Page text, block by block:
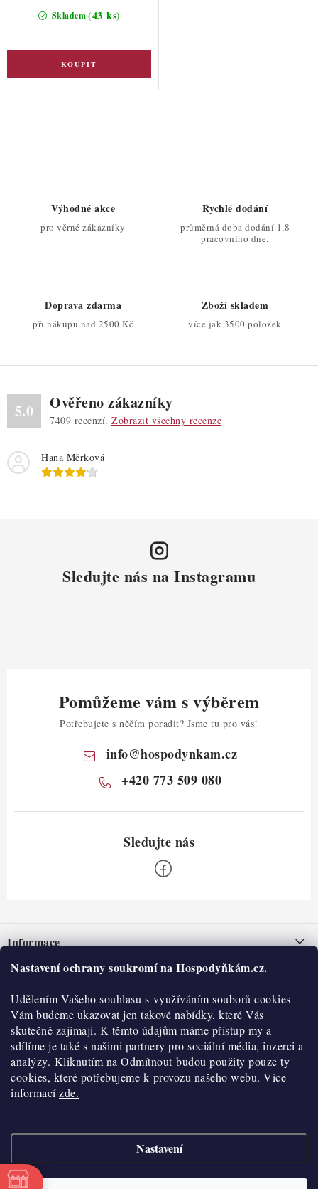
Nastavení ochrany soukromí na Hospodyňkám.cz.
Udělením Vašeho souhlasu s využíváním souborů cookies
Vám budeme ukazovat jen takové nabídky, které Vás
skutečně zajímají. K těmto údajům máme přístup my a
sdílíme je také s našimi partnery pro sociální média, inzerci a
analýzy. Kliknutím na Odmítnout budou použity pouze ty
cookies, které potřebujeme k provozu našeho webu. Více
informacízde.
Nastavení
Skladem(43 ks)
v
ý
i
s
u
Výhodné akce
pro věrné zákazníky
Rychlé dodání
průměrná doba dodání 1,8
pracovního dne.
Doprava zdarma
při nákupu nad 2500 Kč
Zboží skladem
více jak 3500 položek
5.0 Ověřeno zákazníky
7409 recenzí. Zobrazit všechny recenze
Hana Měrková
Sledujte nás na Instagramu
Pomůžeme vám s výběrem
Potřebujete s něčím poradit? Jsme tu pro vás!
info@hospodynkam.cz
+420 773 509 080
pInformace
Nepřevzetí zásilky na dobírku
Obchodní podmínky
Hodnocení obchodu
Blog
Moje objednávka
O nás
Historie
Kontakty
O nákupu
Reklamace a vratky
Výdejní místa
Velkoobchod
Copyright 2026
cookies